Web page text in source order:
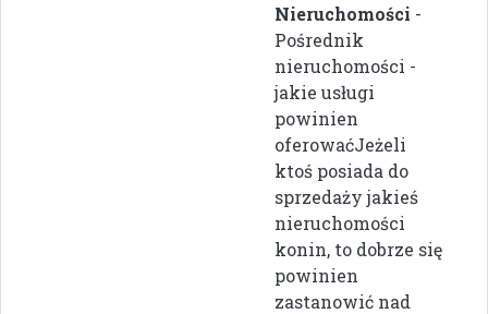
Nieruchomości -
Pośrednik
nieruchomości -
jakie usługi
powinien
oferowaćJeżeli
ktoś posiada do
sprzedaży jakieś
nieruchomości
konin, to dobrze się
powinien
zastanowić nad